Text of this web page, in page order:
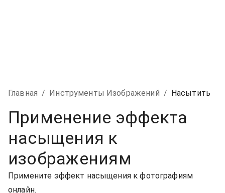
Главная / Инструменты Изображений / Насытить
Применение эффекта
насыщения к
изображениям
Примените эффект насыщения к фотографиям
онлайн.